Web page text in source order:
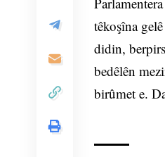
têkoşîna
didin,
bedêlên
birûmet e.